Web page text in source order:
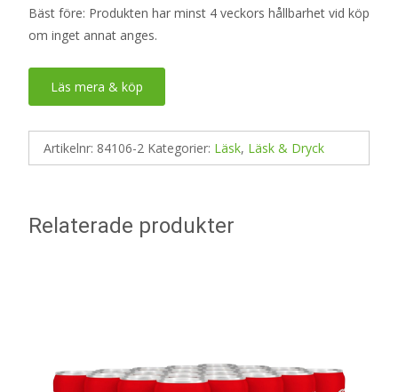
Bäst före: Produkten har minst 4 veckors hållbarhet vid köp
om inget annat anges.
Läs mera & köp
Artikelnr: 84106-2 Kategorier: Läsk, Läsk & Dryck
Relaterade produkter